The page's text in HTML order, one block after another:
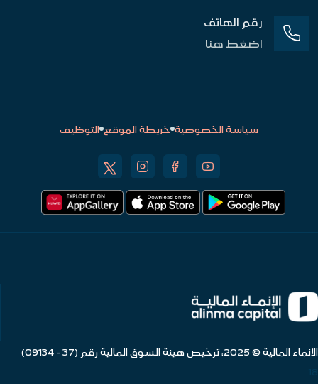
رقم الهاتف
اضغط هنا
سياسة الخصوصية خريطة الموقع التوظيف
الانماء المالية © 2025، ترخيص هيئة السوق المالية رقم (37 - 09134)